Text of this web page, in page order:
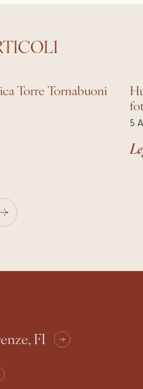
Torre Tornabuoni
5
FI